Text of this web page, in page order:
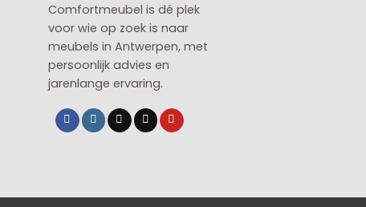
Comfortmeubel is dé plek
voor wie op zoek is naar
meubels in Antwerpen, met
persoonlijk advies en
jarenlange ervaring.